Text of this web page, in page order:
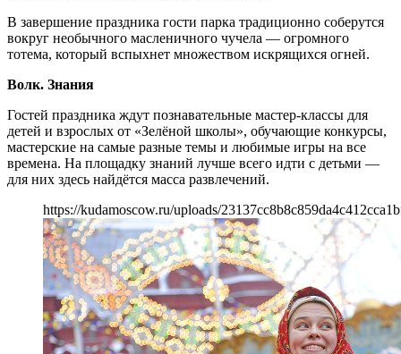
В завершение праздника гости парка традиционно соберутся
вокруг необычного масленичного чучела — огромного
тотема, который вспыхнет множеством искрящихся огней.
Волк. Знания
Гостей праздника ждут познавательные мастер-классы для
детей и взрослых от «Зелёной школы», обучающие конкурсы,
мастерские на самые разные темы и любимые игры на все
времена. На площадку знаний лучше всего идти с детьми —
для них здесь найдётся масса развлечений.
https://kudamoscow.ru/uploads/